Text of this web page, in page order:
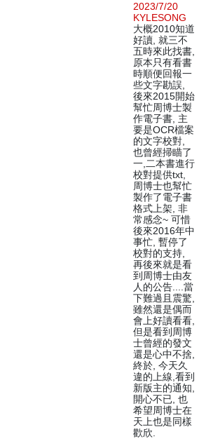
2023/7/20
KYLESONG
大概2010知道
好讀, 就三不
五時來此找書,
原本只有看書
時順便回報一
些文字勘誤,
後來2015開始
幫忙周博士製
作電子書, 主
要是OCR檔案
的文字校對,
也曾經掃瞄了
一,二本書進行
校對提供txt,
周博士也幫忙
製作了電子書
格式上架, 非
常感念~ 可惜
後來2016年中
事忙, 暫停了
校對的支持,
再後來就是看
到周博士由友
人的公告....當
下難過且震驚,
雖然還是偶而
會上好讀看看,
但是看到周博
士曾經的發文
還是心中不捨,
終於, 今天久
違的上線,看到
新版主的通知,
開心不已, 也
希望周博士在
天上也是同樣
歡欣.